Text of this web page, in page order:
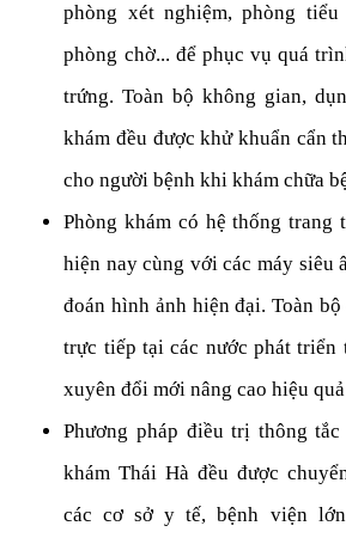
phòng xét nghiệm, phòng tiểu
phòng chờ... để phục vụ quá
trứng. Toàn bộ không gian,
khám đều được khử khuẩn cẩn
cho người bệnh khi khám chữa
Phòng khám có hệ thống
hiện nay cùng với các máy siêu
đoán hình ảnh hiện đại. Toàn
trực tiếp tại các nước phát triển
xuyên đổi mới nâng cao hiệu
Phương pháp điều trị thông
khám Thái Hà đều được
các cơ sở y tế, bệnh viện